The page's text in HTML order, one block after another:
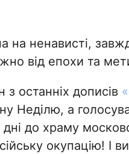
на ненависті,
від епохи та
останніх дописів
Неділю, а
до храму
окупацію! І